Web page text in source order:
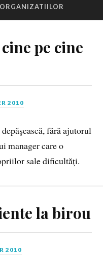
pe cine
2010
fără ajutorul
manager care o
sale dificultăţi.
la birou
2010